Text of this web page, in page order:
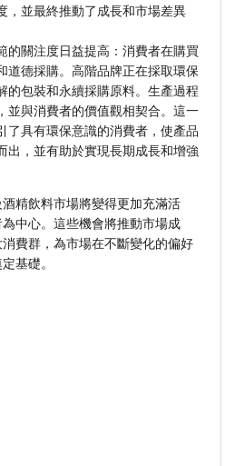
，並最終推動了成長和市場差異
的關注度日益提高：消費者在購買
道德採購。高階品牌正在採取環保
的包裝和永續採購原料。生產過程
並與消費者的價值觀相契合。這一
了具有環保意識的消費者，使產品
出，並有助於實現長期成長和增強
精飲料市場將變得更加充滿活
中心。這些機會將推動市場成
費群，為市場在不斷變化的偏好
基礎。